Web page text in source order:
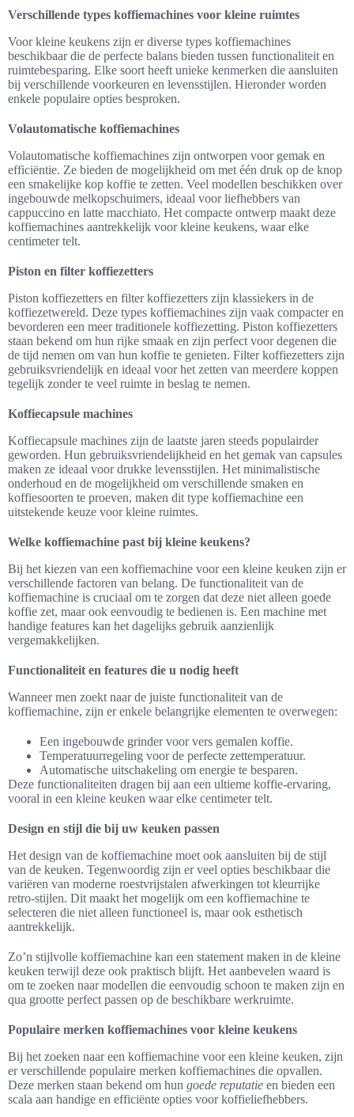
Verschillende types koffiemachines voor kleine ruimtes
Voor kleine keukens zijn er diverse types koffiemachines
beschikbaar die de perfecte balans bieden tussen functionaliteit en
ruimtebesparing. Elke soort heeft unieke kenmerken die aansluiten
bij verschillende voorkeuren en levensstijlen. Hieronder worden
enkele populaire opties besproken.
Volautomatische koffiemachines
Volautomatische koffiemachines zijn ontworpen voor gemak en
efficiëntie. Ze bieden de mogelijkheid om met één druk op de knop
een smakelijke kop koffie te zetten. Veel modellen beschikken over
ingebouwde melkopschuimers, ideaal voor liefhebbers van
cappuccino en latte macchiato. Het compacte ontwerp maakt deze
koffiemachines aantrekkelijk voor kleine keukens, waar elke
centimeter telt.
Piston en filter koffiezetters
Piston koffiezetters en filter koffiezetters zijn klassiekers in de
koffiezetwereld. Deze types koffiemachines zijn vaak compacter en
bevorderen een meer traditionele koffiezetting. Piston koffiezetters
staan bekend om hun rijke smaak en zijn perfect voor degenen die
de tijd nemen om van hun koffie te genieten. Filter koffiezetters zijn
gebruiksvriendelijk en ideaal voor het zetten van meerdere koppen
tegelijk zonder te veel ruimte in beslag te nemen.
Koffiecapsule machines
Koffiecapsule machines zijn de laatste jaren steeds populairder
geworden. Hun gebruiksvriendelijkheid en het gemak van capsules
maken ze ideaal voor drukke levensstijlen. Het minimalistische
onderhoud en de mogelijkheid om verschillende smaken en
koffiesoorten te proeven, maken dit type koffiemachine een
uitstekende keuze voor kleine ruimtes.
Welke koffiemachine past bij kleine keukens?
Bij het kiezen van een koffiemachine voor een kleine keuken zijn er
verschillende factoren van belang. De functionaliteit van de
koffiemachine is cruciaal om te zorgen dat deze niet alleen goede
koffie zet, maar ook eenvoudig te bedienen is. Een machine met
handige features kan het dagelijks gebruik aanzienlijk
vergemakkelijken.
Functionaliteit en features die u nodig heeft
Wanneer men zoekt naar de juiste functionaliteit van de
koffiemachine, zijn er enkele belangrijke elementen te overwegen:
Een ingebouwde grinder voor vers gemalen koffie.
Temperatuurregeling voor de perfecte zettemperatuur.
Automatische uitschakeling om energie te besparen.
Deze functionaliteiten dragen bij aan een ultieme koffie-ervaring,
vooral in een kleine keuken waar elke centimeter telt.
Design en stijl die bij uw keuken passen
Het design van de koffiemachine moet ook aansluiten bij de stijl
van de keuken. Tegenwoordig zijn er veel opties beschikbaar die
variëren van moderne roestvrijstalen afwerkingen tot kleurrijke
retro-stijlen. Dit maakt het mogelijk om een koffiemachine te
selecteren die niet alleen functioneel is, maar ook esthetisch
aantrekkelijk.
Zo’n stijlvolle koffiemachine kan een statement maken in de kleine
keuken terwijl deze ook praktisch blijft. Het aanbevelen waard is
om te zoeken naar modellen die eenvoudig schoon te maken zijn en
qua grootte perfect passen op de beschikbare werkruimte.
Populaire merken koffiemachines voor kleine keukens
Bij het zoeken naar een koffiemachine voor een kleine keuken, zijn
er verschillende populaire merken koffiemachines die opvallen.
Deze merken staan bekend om hun goede reputatie en bieden een
scala aan handige en efficiënte opties voor koffieliefhebbers.